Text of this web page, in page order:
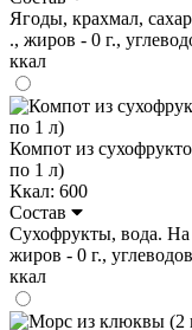
Ягоды, крахмал,
., жиров - 0 г.,
ккал
Компот из
по 1 л)
Ккал: 600
Состав
Сухофрукты, вода. На
жиров - 0 г.,
ккал